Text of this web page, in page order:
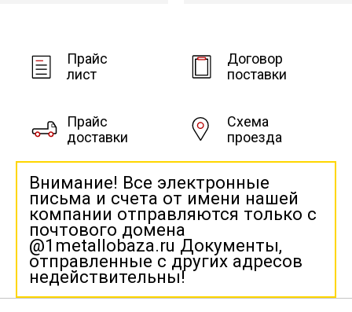
Прайс
лист
Договор
поставки
Прайс
доставки
Схема
проезда
Внимание! Все электронные
письма и счета от имени нашей
компании отправляются только с
почтового домена
@1metallobaza.ru Документы,
отправленные с других адресов
недействительны!